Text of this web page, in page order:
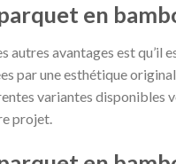
en
autres avantages est qu’il
par une esthétique
variantes disponibles
projet.